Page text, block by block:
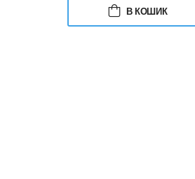
В КОШИК